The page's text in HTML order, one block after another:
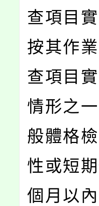
查項目
按其作
查項目
情形之
般體格
性或短
個月以